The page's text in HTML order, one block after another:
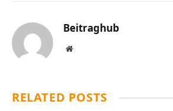
Beitraghub
Website
RELATED POSTS